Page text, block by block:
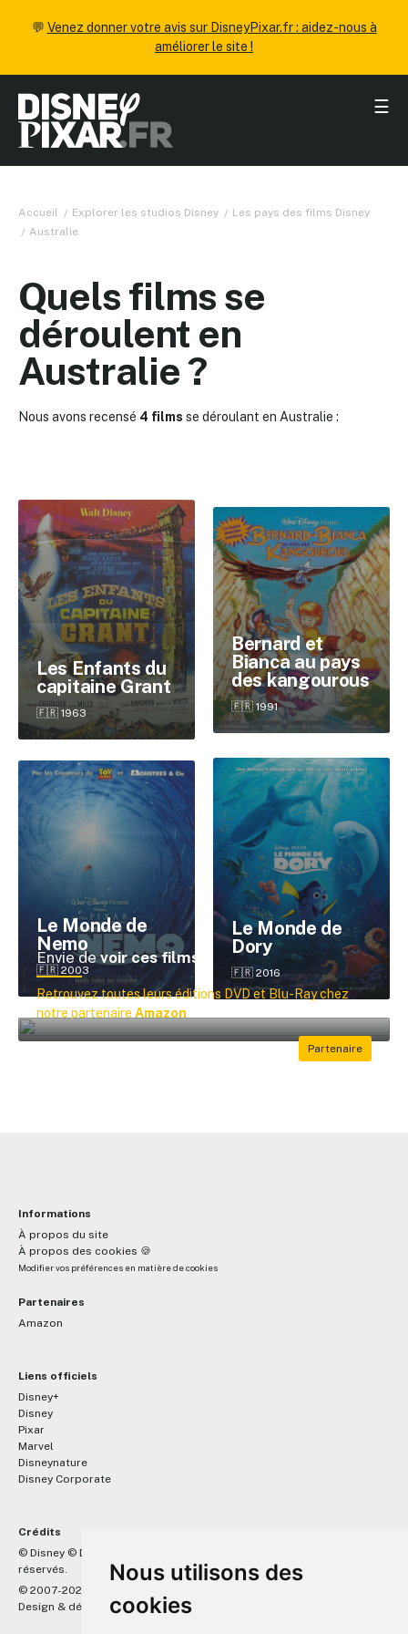
Nous utilisons des
cookies
💬 Venez donner votre avis sur DisneyPixar.fr : aidez-nous à
améliorer le site !
☰
Accueil Explorer les studios Disney
Les pays des films Disney
Australie
Quels films se
déroulent en
Australie ?
Nous avons recensé 4 films se déroulant en Australie :
Les Enfants du
capitaine Grant
🇫🇷 1963
Bernard et
Bianca au pays
des kangourous
🇫🇷 1991
Le Monde de
Nemo
🇫🇷 2003
Le Monde de
Dory
🇫🇷 2016
Envie devoir ces films ?
Retrouvez toutes leurs éditions DVD et Blu-Ray chez
notre partenaire Amazon
Informations
À propos du site
À propos des cookies 🍪
Modifier vos préférences en matière de cookies
Partenaires
Amazon
Liens officiels
Disney+
Disney
Pixar
Marvel
Disneynature
Disney Corporate
Crédits
© Disney © Disney/Pixar © &
réservés.
© 2007-2026 DisneyPixar.fr
Design & développement : MonsieurPaul
✕